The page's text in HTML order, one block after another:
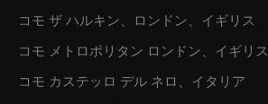
コモ ザ ハルキン、ロンドン、イギリス
コモ メトロポリタン ロンドン、イギリス
コモ カステッロ デル ネロ、イタリア